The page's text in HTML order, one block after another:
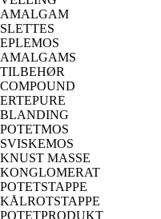
AMALGAM
SLETTES
EPLEMOS
AMALGAMS
TILBEHØR
COMPOUND
ERTEPURE
BLANDING
POTETMOS
SVISKEMOS
KNUST MASSE
KONGLOMERAT
POTETSTAPPE
KÅLROTSTAPPE
POTETPRODUKT